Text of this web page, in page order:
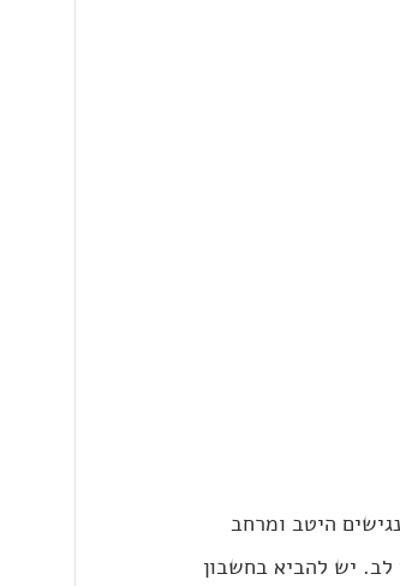
היטב ומרחב
לב. יש להביא בחשבון